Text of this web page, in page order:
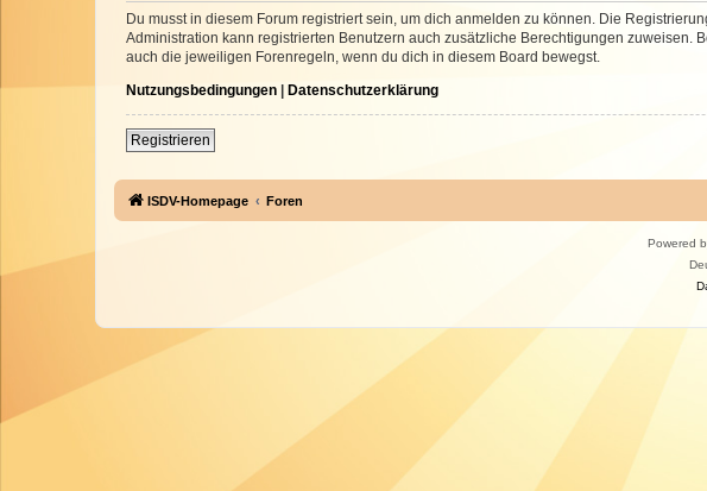
Du musst in diesem Forum registriert sein, um dich anmelden zu können. Die
Administration kann registrierten Benutzern auch zusätzliche Berechtigungen
auch die jeweiligen Forenregeln, wenn du dich in diesem Board bewegst.
Nutzungsbedingungen | Datenschutzerklärung
Registrieren
ISDV-Homepage Foren
Powered